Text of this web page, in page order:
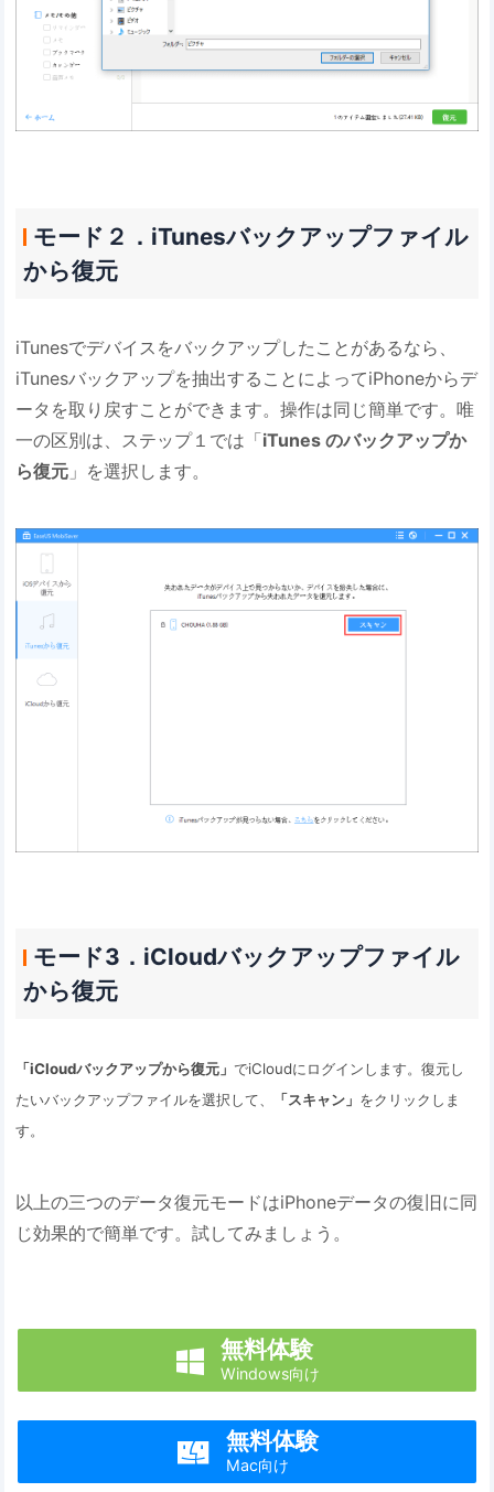
モード２．iTunesバックアップファイル
から復元
iTunesでデバイスをバックアップしたことがあるなら、
iTunesバックアップを抽出することによってiPhoneからデ
ータを取り戻すことができます。操作は同じ簡単です。唯
一の区別は、ステップ１では「iTunes のバックアップか
ら復元 」を選択します。
モード3．iCloudバックアップファイル
から復元
「iCloudバックアップから復元」でiCloudにログインします。復元し
たいバックアップファイルを選択して、
「スキャン」 をクリックしま
す。
以上の三つのデータ復元モードはiPhoneデータの復旧に同
じ効果的で簡単です。試してみましょう。
 無料体験
Windows向け
 無料体験
Mac向け